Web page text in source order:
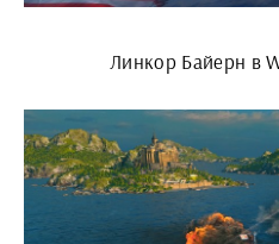
Линкор Байерн в